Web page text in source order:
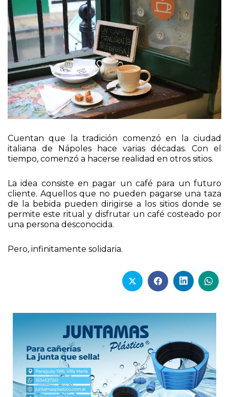
Cuentan que la tradición comenzó en la ciudad
italiana de Nápoles hace varias décadas. Con el
La idea consiste en pagar un café para un futuro
cliente. Aquellos que no pueden pagarse una taza
de la bebida pueden dirigirse a los sitios donde se
permite este ritual y disfrutar un café costeado por